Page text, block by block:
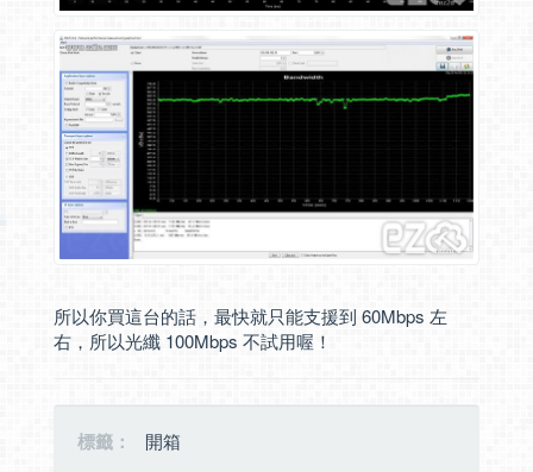
所以你買這台的話，最快就只能支援到 60Mbps 左
右，所以光纖 100Mbps 不試用喔！
標籤： 開箱